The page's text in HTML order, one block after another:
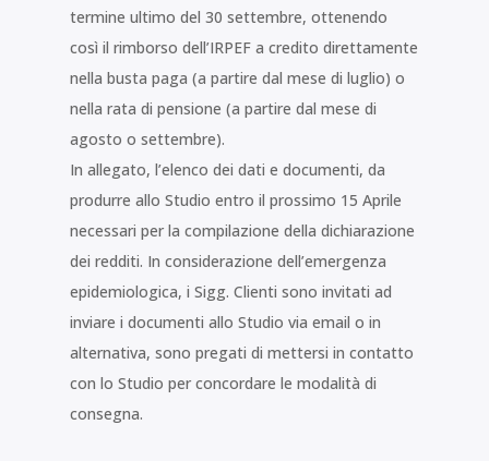
termine ultimo del 30 settembre, ottenendo
così il rimborso dell’IRPEF a credito direttamente
nella busta paga (a partire dal mese di luglio) o
nella rata di pensione (a partire dal mese di
agosto o settembre).
In allegato, l’elenco dei dati e documenti, da
produrre allo Studio entro il prossimo 15 Aprile
necessari per la compilazione della dichiarazione
dei redditi. In considerazione dell’emergenza
epidemiologica, i Sigg. Clienti sono invitati ad
inviare i documenti allo Studio via email o in
alternativa, sono pregati di mettersi in contatto
con lo Studio per concordare le modalità di
consegna.